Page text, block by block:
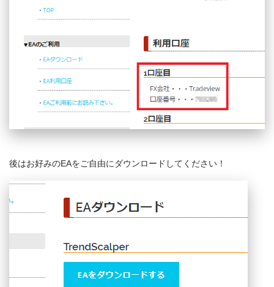
後はお好みのEAをご自由にダウンロードしてください！